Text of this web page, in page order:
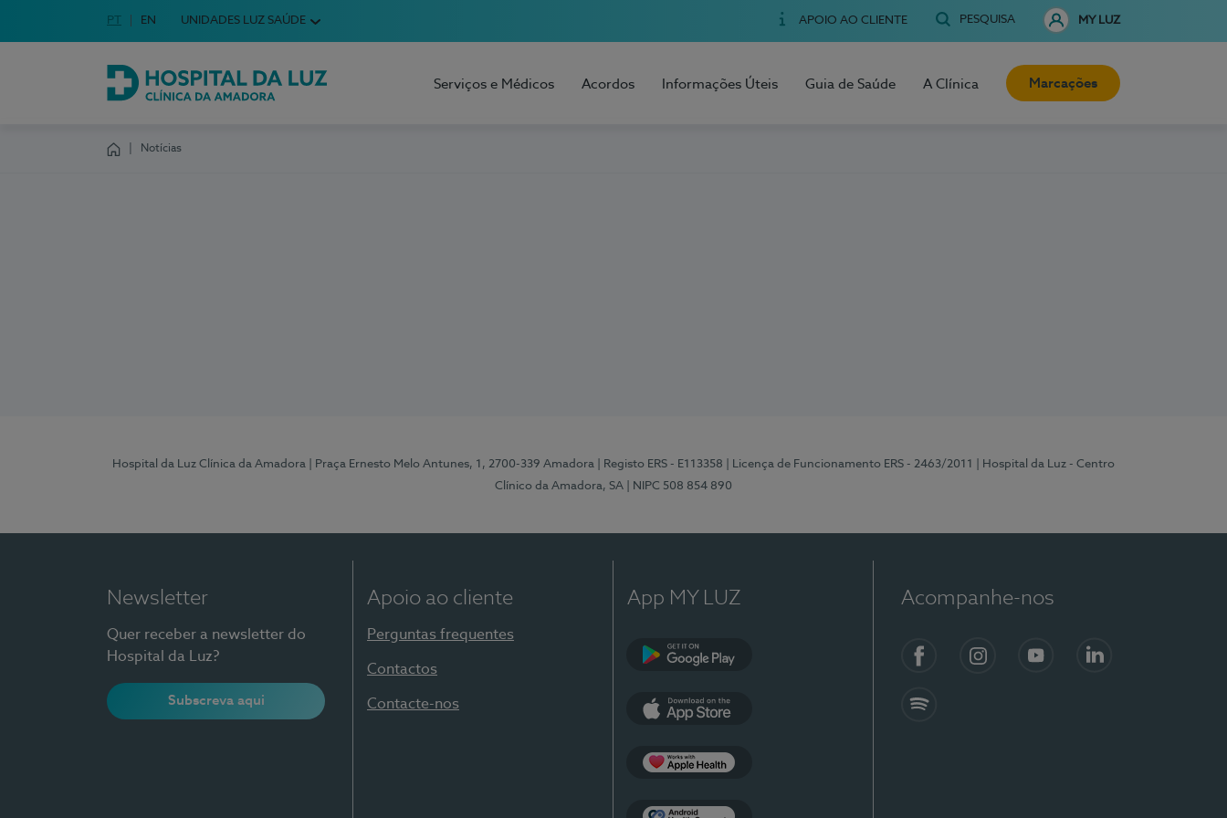
Escolha o seu idioma
Idioma em Português
PT English Language
EN UNIDADES LUZ SAÚDE APOIO AO CLIENTE PESQUISA MY LUZ
Hospital da Luz Clínica da Amadora
Serviços e Médicos Acordos Informações Úteis Guia de Saúde A Clínica Marcações
Notícias
Hospital da Luz Clínica da Amadora | Praça Ernesto Melo Antunes, 1, 2700-339 Amadora | Registo ERS - E113358 | Licença de Funcionamento ERS - 2463/2011
| Hospital da Luz - Centro
Clínico da Amadora, SA
| NIPC 508 854 890
Newsletter
Quer receber a newsletter do
Hospital da Luz?
Subscreva aqui
Apoio ao cliente
Perguntas frequentes
Contactos
Contacte-nos
App MY LUZ Acompanhe-nos